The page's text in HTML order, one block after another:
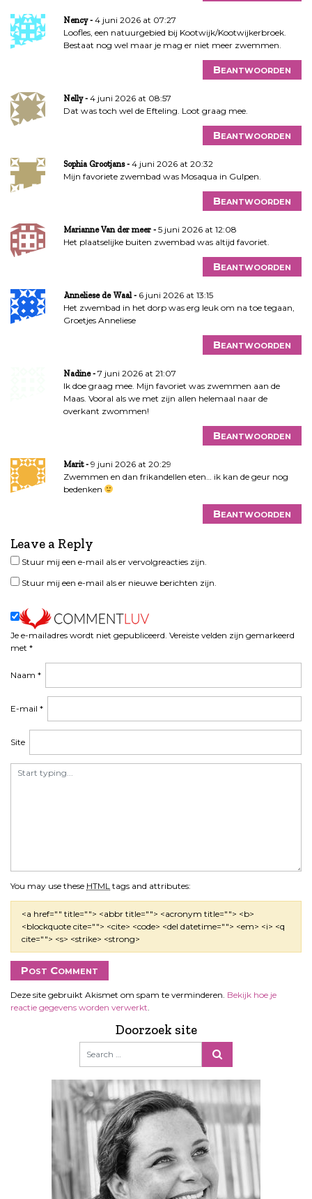
Nency
4 juni 2026 at 07:27
Loofles, een natuurgebied bij Kootwijk/Kootwijkerbroek.
Bestaat nog wel maar je mag er niet meer zwemmen.
Beantwoorden
Nelly
4 juni 2026 at 08:57
Dat was toch wel de Efteling. Loot graag mee.
Beantwoorden
Sophia Grootjans
4 juni 2026 at 20:32
Mijn favoriete zwembad was Mosaqua in Gulpen.
Beantwoorden
Marianne Van der meer
5 juni 2026 at 12:08
Het plaatselijke buiten zwembad was altijd favoriet.
Beantwoorden
Anneliese de Waal
6 juni 2026 at 13:15
Het zwembad in het dorp was erg leuk om na toe tegaan,
Groetjes Anneliese
Beantwoorden
Nadine
7 juni 2026 at 21:07
Ik doe graag mee. Mijn favoriet was zwemmen aan de
Maas. Vooral als we met zijn allen helemaal naar de
overkant zwommen!
Beantwoorden
Marit
9 juni 2026 at 20:29
Zwemmen en dan frikandellen eten… ik kan de geur nog
bedenken
Beantwoorden
Leave a Reply
Je e-mailadres wordt niet gepubliceerd. Vereiste velden zijn gemarkeerd
met *
You may use these HTML tags and attributes:
<a href="" title=""> <abbr title=""> <acronym title=""> <b>
<blockquote cite=""> <cite> <code> <del datetime=""> <em> <i> <q
cite=""> <s> <strike> <strong>
Naam *
E-mail *
Site
Stuur mij een e-mail als er vervolgreacties zijn.
Stuur mij een e-mail als er nieuwe berichten zijn.
Deze site gebruikt Akismet om spam te verminderen. Bekijk hoe je
reactie gegevens worden verwerkt
Doorzoek site